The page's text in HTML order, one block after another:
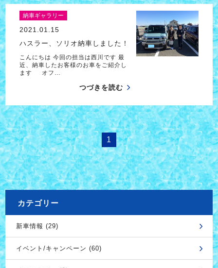
納車ギャラリー
2021.01.15
ハスラー、ソリオ納車しました！
こんにちは 今回の担当は西川です 最
近、納車したお客様のお車をご紹介し
ます オフ…
つづきを読む
1
カテゴリー
新車情報 (29)
イベント/キャンペーン (60)